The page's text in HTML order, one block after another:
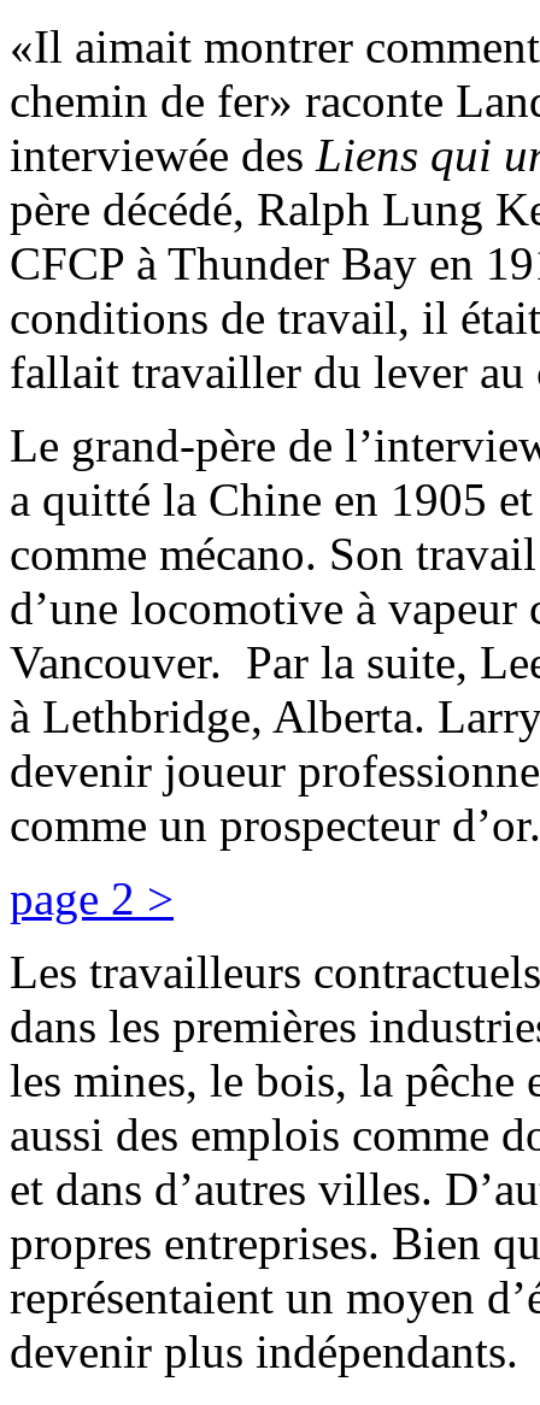
«Il aimait montrer
chemin de fer» raconte
interviewée des Liens qui
père décédé, Ralph Lung
CFCP à Thunder Bay en
conditions de travail, il
fallait travailler du lever au
Le grand-père de
a quitté la Chine en 1905
comme mécano. Son
d’une locomotive à vapeur
Vancouver. Par la suite,
à Lethbridge, Alberta.
devenir joueur
comme un prospecteur d’or.
page 2 >
Les travailleurs
dans les premières
les mines, le bois, la
aussi des emplois comme
et dans d’autres villes.
propres entreprises. Bien
représentaient un moyen
devenir plus indépendants.